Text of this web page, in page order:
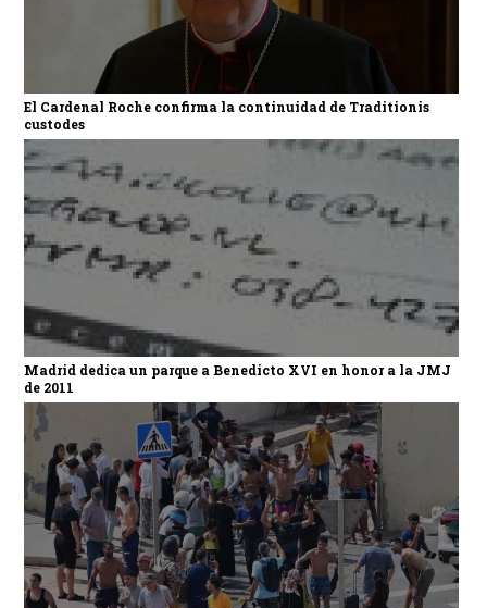
El Cardenal Roche confirma la continuidad de Traditionis
custodes
Madrid dedica un parque a Benedicto XVI en honor a la JMJ
de 2011